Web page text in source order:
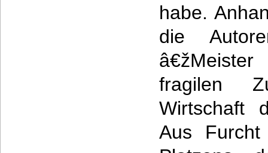
habe.
die
fragilen
Wirtschaft
Aus